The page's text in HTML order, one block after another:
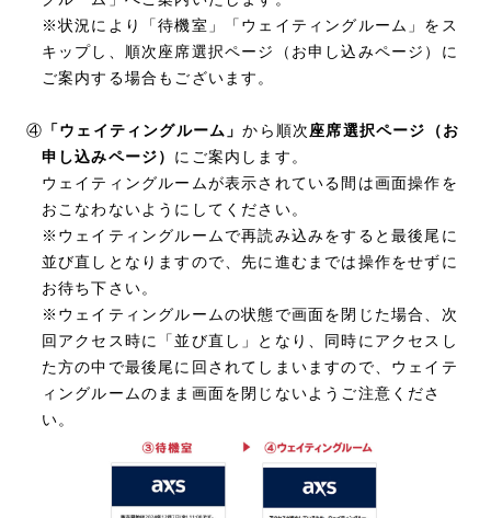
※状況により「待機室」「ウェイティングルーム」をス
キップし、順次座席選択ページ（お申し込みページ）に
ご案内する場合もございます。
④ 「ウェイティングルーム」から順次座席選択ページ（お
申し込みページ） にご案内します。
ウェイティングルームが表示されている間は画面操作を
おこなわないようにしてください。
※ウェイティングルームで再読み込みをすると最後尾に
並び直しとなりますので、先に進むまでは操作をせずに
お待ち下さい。
※ウェイティングルームの状態で画面を閉じた場合、次
回アクセス時に「並び直し」となり、同時にアクセスし
た方の中で最後尾に回されてしまいますので、ウェイテ
ィングルームのまま画面を閉じないようご注意くださ
い。